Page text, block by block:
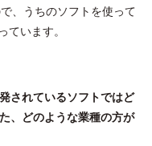
、うちのソフトを使って
ています。
されているソフトではど
、どのような業種の方が